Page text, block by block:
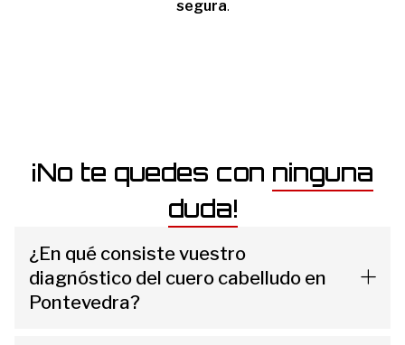
segura.
¡No te quedes con ninguna
duda!
¿En qué consiste vuestro
diagnóstico del cuero cabelludo en
Pontevedra?